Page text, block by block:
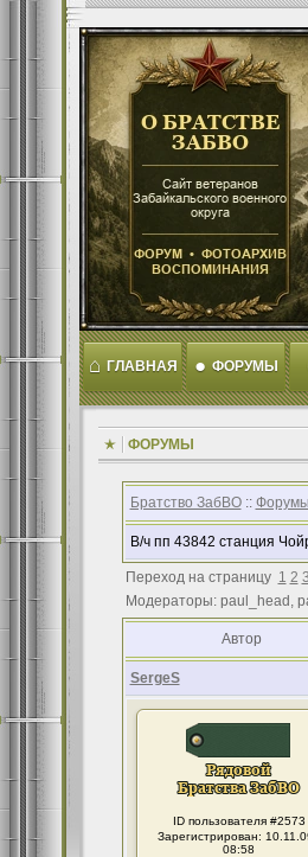
⌂ ГЛАВНАЯ ● ФОРУМЫ
ФОРУМЫ
Братство ЗабВО:: Форумы
В/ч пп 43842 станция
Переход на страницу 1 2 3
Модераторы: paul_head,
Автор
SergeS
ID пользователя #2573
Зарегистрирован:
08:58